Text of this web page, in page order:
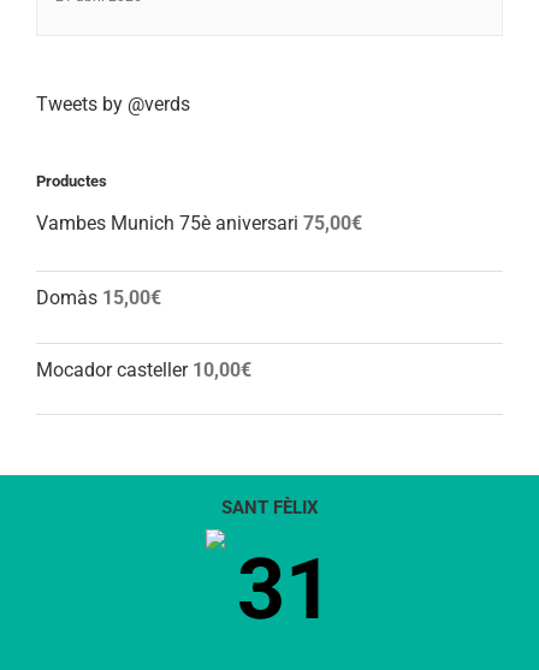
Tweets by @verds
Productes
Vambes Munich 75è aniversari 75,00€
Domàs 15,00€
Mocador casteller 10,00€
SANT FÈLIX
31